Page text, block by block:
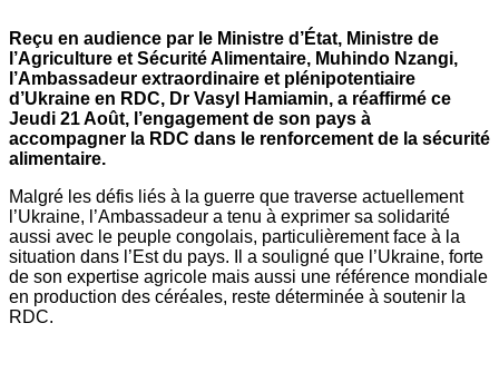
Reçu en audience par le Ministre d’État, Ministre de
l’Agriculture et Sécurité Alimentaire, Muhindo Nzangi,
l’Ambassadeur extraordinaire et plénipotentiaire
d’Ukraine en RDC, Dr Vasyl Hamiamin, a réaffirmé ce
Jeudi 21 Août, l’engagement de son pays à
accompagner la RDC dans le renforcement de la sécurité
alimentaire.
Malgré les défis liés à la guerre que traverse actuellement
l’Ukraine, l’Ambassadeur a tenu à exprimer sa solidarité
aussi avec le peuple congolais, particulièrement face à la
situation dans l’Est du pays. Il a souligné que l’Ukraine, forte
de son expertise agricole mais aussi une référence mondiale
en production des céréales, reste déterminée à soutenir la
RDC.